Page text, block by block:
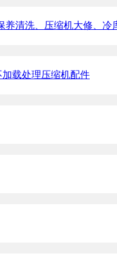
清洗、压缩机大修、冷
载处理压缩机配件